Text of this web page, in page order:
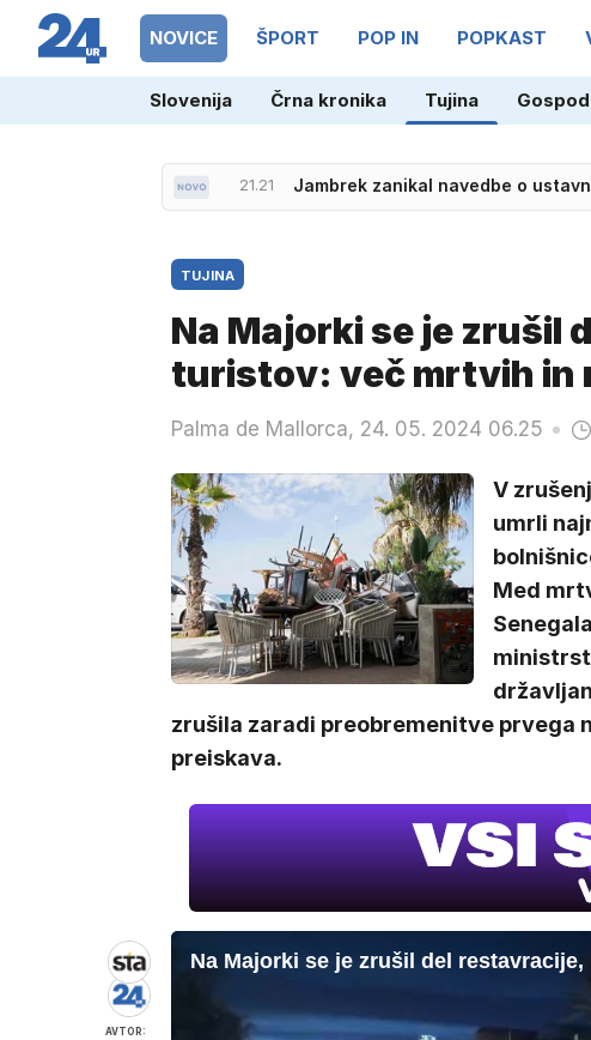
NOVICE ŠPORT POP IN POPKAST
Slovenija Črna kronika Tujina
22.22 Vlada razglasila nižjo stopnjo
TUJINA
Na Majorki se je zrušil
turistov: več mrtvih in
Palma de Mallorca, 24. 05. 2024 06.25
V
umrli
Med
zrušila zaradi preobremenitve prvega
preiskava.
AVTOR:
Na Majorki se je zrušil del